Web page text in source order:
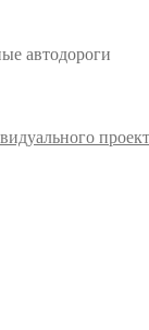
автодороги